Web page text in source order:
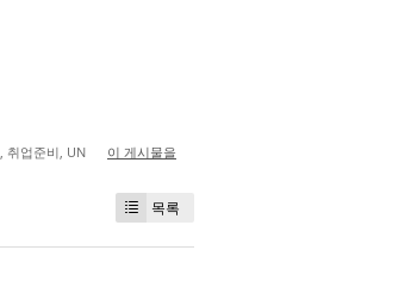
취업준비 UN 이 게시물을
목록